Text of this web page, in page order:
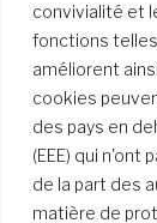
convivialité et
fonctions
améliorent
cookies
des pays en
(EEE) qui n'ont
de la part des
matière de